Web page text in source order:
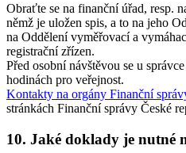
Obraťte se na finanční úřad, resp.
němž je uložen spis, a to na jeho
na Oddělení vyměřovací a
registrační zřízen.
Před osobní návštěvou se u
hodinách pro veřejnost.
Kontakty na orgány Finanční
stránkách Finanční správy České
10. Jaké doklady je nutné